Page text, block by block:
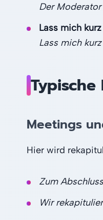
Der
Lass mich
Lass mich
Meetings
Hier wird
Zum
Wir